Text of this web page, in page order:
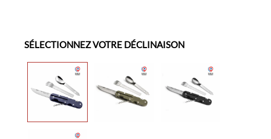
SÉLECTIONNEZ VOTRE DÉCLINAISON